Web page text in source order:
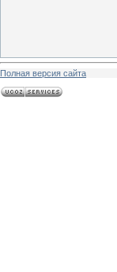
Полная версия сайта